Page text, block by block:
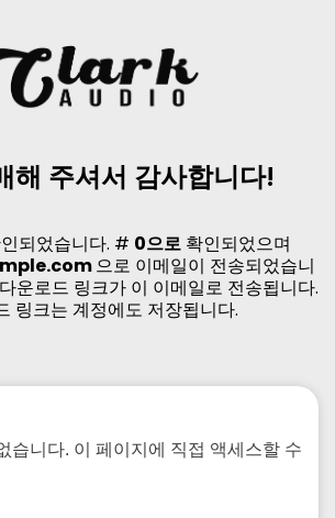
해 주셔서 감사합니다!
되었습니다. # 0으로 확인되었으며
으로 이메일이 전송되었습니
운로드 링크가 이 이메일로 전송됩니다.
링크는 계정에도 저장됩니다.
습니다. 이 페이지에 직접 액세스할 수